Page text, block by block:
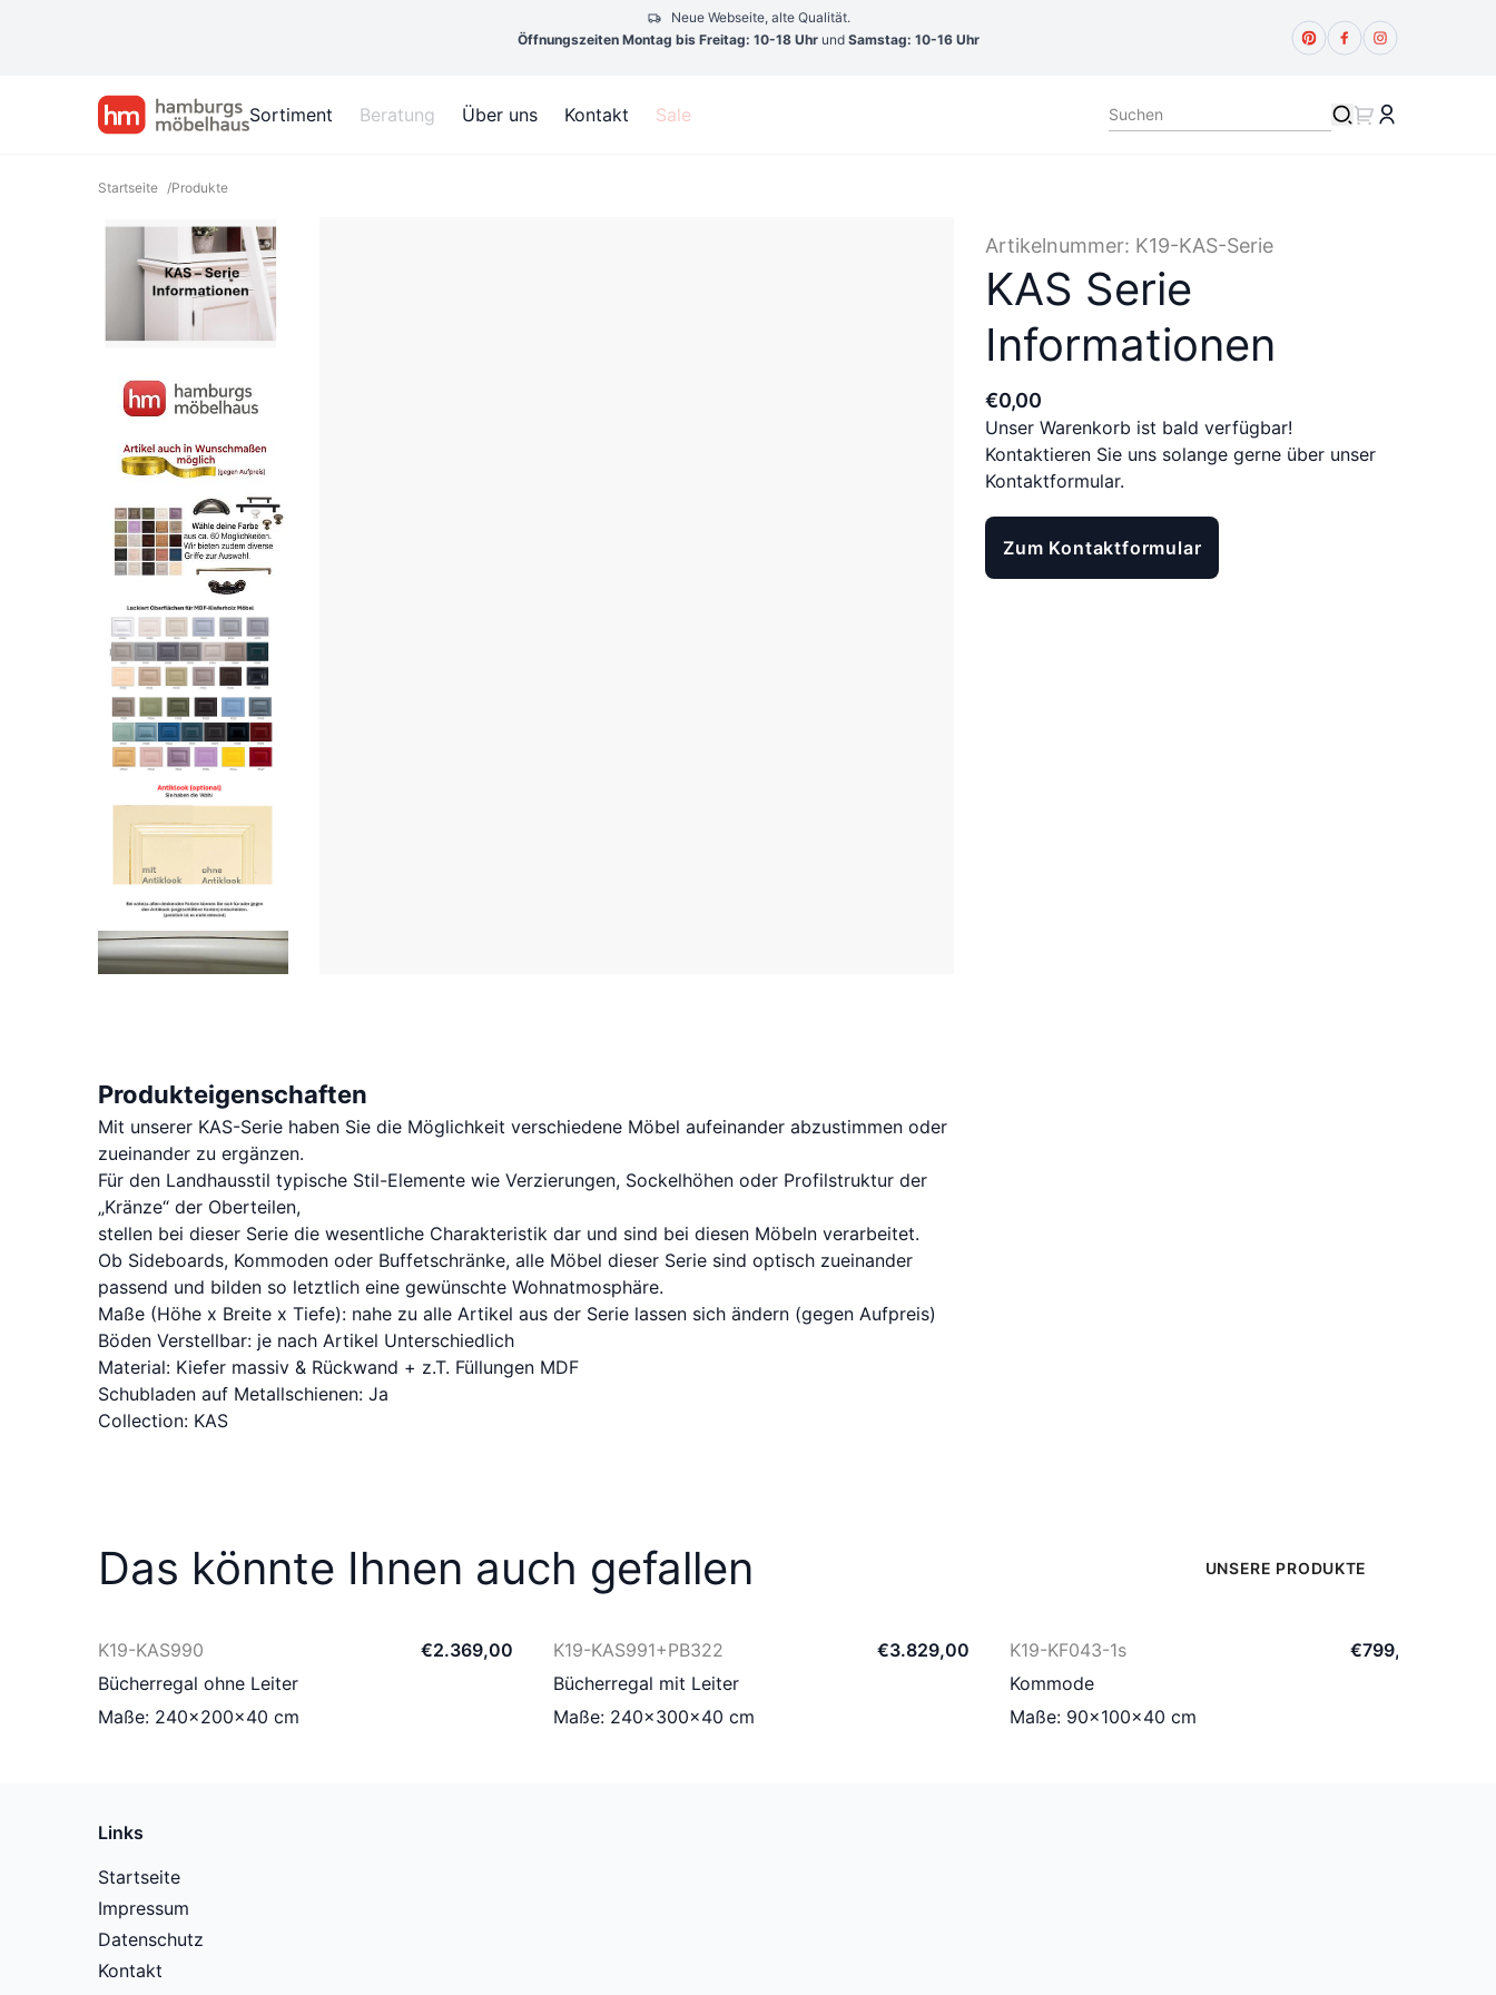
Neue Webseite, alte Qualität.
Öffnungszeiten Montag bis Freitag: 10-18 Uhrund Samstag: 10-16 Uhr
Sortiment Beratung Über uns Kontakt Sale
Startseite /Produkte
Artikelnummer: K19-KAS-Serie
KAS Serie
Informationen
€0,00
Unser Warenkorb ist bald verfügbar!
Kontaktieren Sie uns solange gerne über unser
Kontaktformular.
Zum Kontaktformular
Produkteigenschaften
Mit unserer KAS-Serie haben Sie die Möglichkeit verschiedene Möbel aufeinander abzustimmen oder
zueinander zu ergänzen.
Für den Landhausstil typische Stil-Elemente wie Verzierungen, Sockelhöhen oder Profilstruktur der
„Kränze“ der Oberteilen,
stellen bei dieser Serie die wesentliche Charakteristik dar und sind bei diesen Möbeln verarbeitet.
Ob Sideboards, Kommoden oder Buffetschränke, alle Möbel dieser Serie sind optisch zueinander
passend und bilden so letztlich eine gewünschte Wohnatmosphäre.
Maße (Höhe x Breite x Tiefe): nahe zu alle Artikel aus der Serie lassen sich ändern (gegen Aufpreis)
Böden Verstellbar: je nach Artikel Unterschiedlich
Material: Kiefer massiv & Rückwand + z.T. Füllungen MDF
Schubladen auf Metallschienen: Ja
Collection: KAS
Das könnte Ihnen auch gefallen UNSERE PRODUKTE
K19-KAS990 €2.369,00
Bücherregal ohne Leiter
Maße: 240×200×40 cm
K19-KAS991+PB322 €3.829,00
Bücherregal mit Leiter
Maße: 240×300×40 cm
K19-KF043-1s €799,
Kommode
Maße: 90×100×40 cm
Links
Startseite
Impressum
Datenschutz
Kontakt